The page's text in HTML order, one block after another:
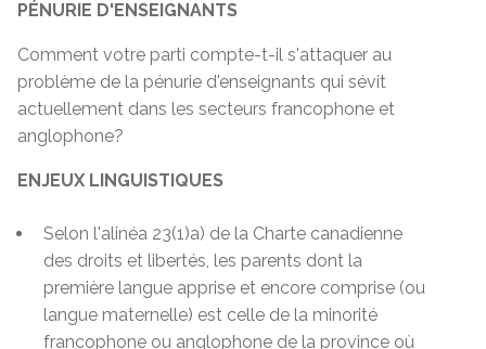
PÉNURIE D'ENSEIGNANTS
Comment votre parti compte-t-il s'attaquer au
problème de la pénurie d'enseignants qui sévit
actuellement dans les secteurs francophone et
anglophone?
ENJEUX LINGUISTIQUES
Selon l'alinéa 23(1)a) de la Charte canadienne
des droits et libertés, les parents dont la
première langue apprise et encore comprise (ou
langue maternelle) est celle de la minorité
francophone ou anglophone de la province où